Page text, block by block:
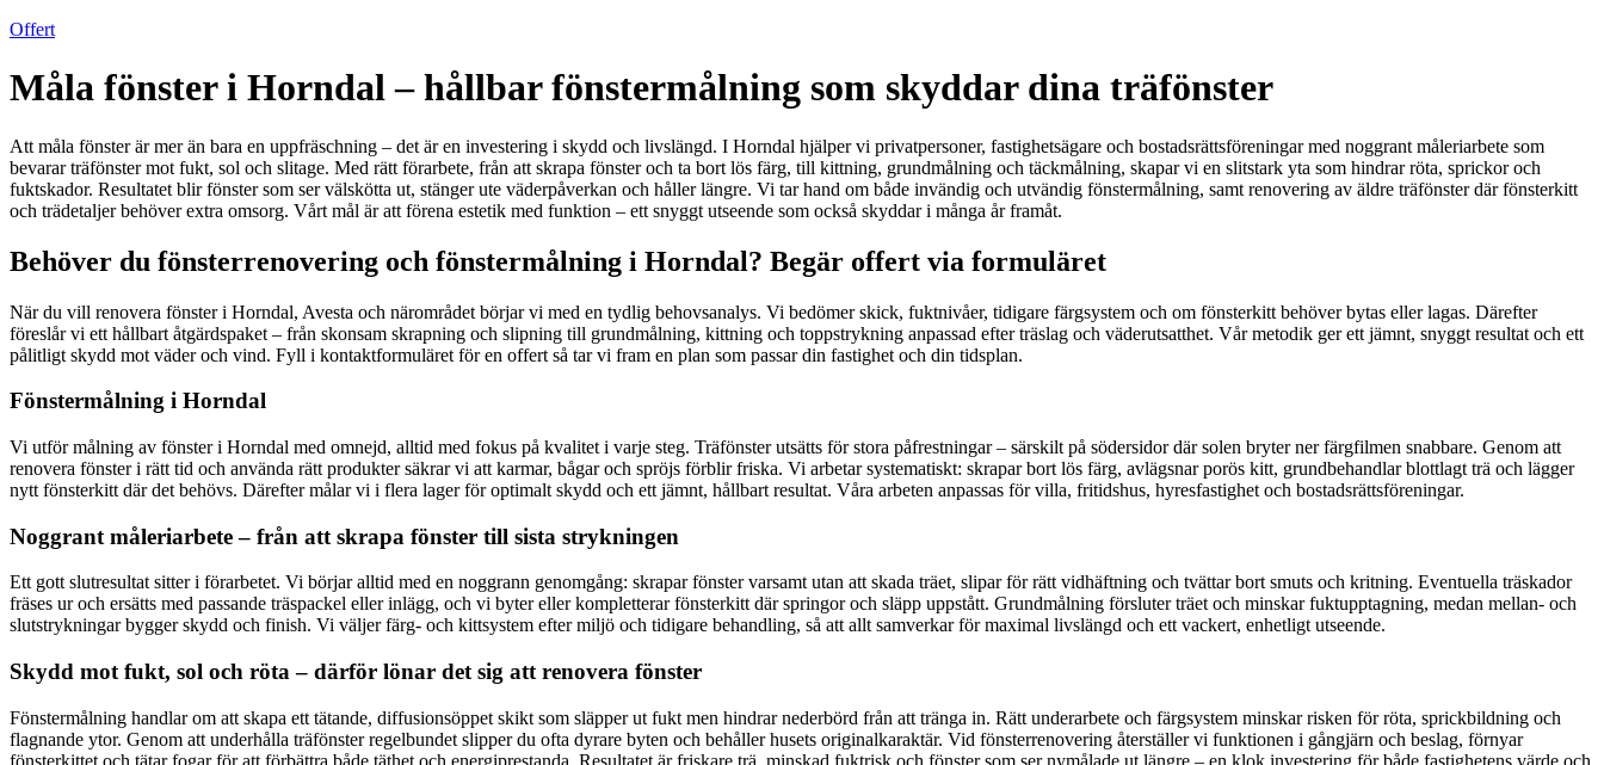
Offert
Måla fönster i Horndal – hållbar fönstermålning som skyddar dina träfönster
Att måla fönster är mer än bara en uppfräschning – det är en investering i skydd och livslängd. I Horndal hjälper vi privatpersoner, fastighetsägare och bostadsrättsföreningar med noggrant måleriarbete som
bevarar träfönster mot fukt, sol och slitage. Med rätt förarbete, från att skrapa fönster och ta bort lös färg, till kittning, grundmålning och täckmålning, skapar vi en slitstark yta som hindrar röta, sprickor och
fuktskador. Resultatet blir fönster som ser välskötta ut, stänger ute väderpåverkan och håller längre. Vi tar hand om både invändig och utvändig fönstermålning, samt renovering av äldre träfönster där fönsterkitt
och trädetaljer behöver extra omsorg. Vårt mål är att förena estetik med funktion – ett snyggt utseende som också skyddar i många år framåt.
Behöver du fönsterrenovering och fönstermålning i Horndal? Begär offert via formuläret
När du vill renovera fönster i Horndal, Avesta och närområdet börjar vi med en tydlig behovsanalys. Vi bedömer skick, fuktnivåer, tidigare färgsystem och om fönsterkitt behöver bytas eller lagas. Därefter
föreslår vi ett hållbart åtgärdspaket – från skonsam skrapning och slipning till grundmålning, kittning och toppstrykning anpassad efter träslag och väderutsatthet. Vår metodik ger ett jämnt, snyggt resultat och ett
pålitligt skydd mot väder och vind. Fyll i kontaktformuläret för en offert så tar vi fram en plan som passar din fastighet och din tidsplan.
Fönstermålning i Horndal
Vi utför målning av fönster i Horndal med omnejd, alltid med fokus på kvalitet i varje steg. Träfönster utsätts för stora påfrestningar – särskilt på södersidor där solen bryter ner färgfilmen snabbare. Genom att
renovera fönster i rätt tid och använda rätt produkter säkrar vi att karmar, bågar och spröjs förblir friska. Vi arbetar systematiskt: skrapar bort lös färg, avlägsnar porös kitt, grundbehandlar blottlagt trä och lägger
nytt fönsterkitt där det behövs. Därefter målar vi i flera lager för optimalt skydd och ett jämnt, hållbart resultat. Våra arbeten anpassas för villa, fritidshus, hyresfastighet och bostadsrättsföreningar.
Noggrant måleriarbete – från att skrapa fönster till sista strykningen
Ett gott slutresultat sitter i förarbetet. Vi börjar alltid med en noggrann genomgång: skrapar fönster varsamt utan att skada träet, slipar för rätt vidhäftning och tvättar bort smuts och kritning. Eventuella träskador
fräses ur och ersätts med passande träspackel eller inlägg, och vi byter eller kompletterar fönsterkitt där springor och släpp uppstått. Grundmålning försluter träet och minskar fuktupptagning, medan mellan- och
slutstrykningar bygger skydd och finish. Vi väljer färg- och kittsystem efter miljö och tidigare behandling, så att allt samverkar för maximal livslängd och ett vackert, enhetligt utseende.
Skydd mot fukt, sol och röta – därför lönar det sig att renovera fönster
Fönstermålning handlar om att skapa ett tätande, diffusionsöppet skikt som släpper ut fukt men hindrar nederbörd från att tränga in. Rätt underarbete och färgsystem minskar risken för röta, sprickbildning och
flagnande ytor. Genom att underhålla träfönster regelbundet slipper du ofta dyrare byten och behåller husets originalkaraktär. Vid fönsterrenovering återställer vi funktionen i gångjärn och beslag, förnyar
fönsterkittet och tätar fogar för att förbättra både täthet och energiprestanda. Resultatet är friskare trä, minskad fuktrisk och fönster som ser nymålade ut längre – en klok investering för både fastighetens värde och